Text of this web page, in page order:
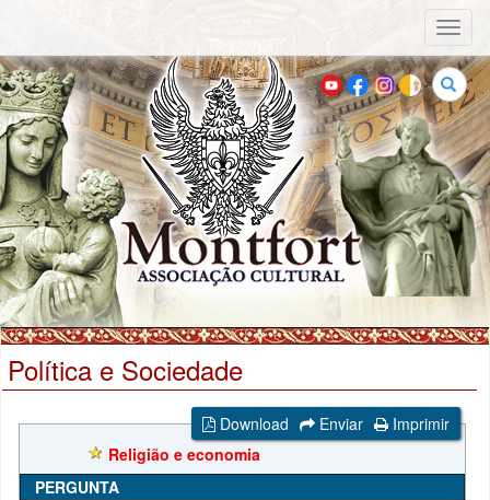
Buscar
Política e Sociedade
Download Enviar
Imprimir
Religião e economia
PERGUNTA